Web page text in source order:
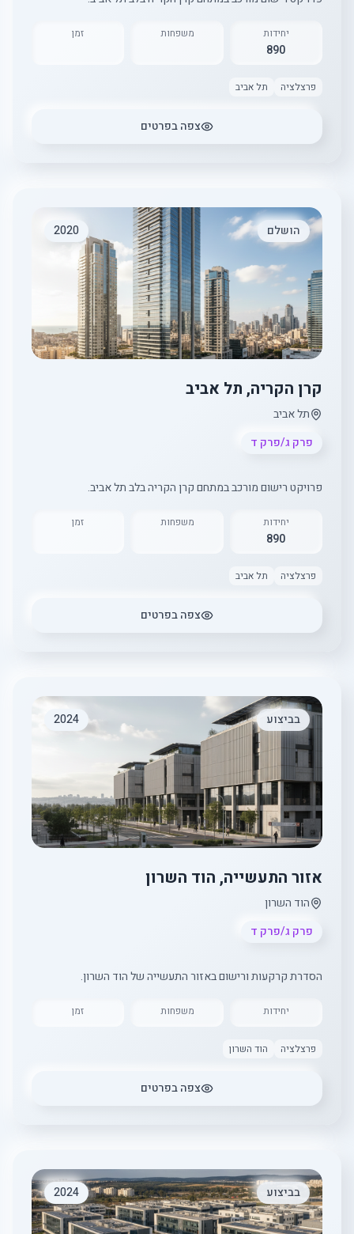
יחידות
890
משפחות זמן
פרצלציה תל אביב
צפה בפרטים
הושלם 2020
קרן הקריה, תל אביב
תל אביב
פרק ג/פרק ד
פרויקט רישום מורכב במתחם קרן הקריה בלב תל אביב.
יחידות
890
משפחות זמן
פרצלציה תל אביב
צפה בפרטים
בביצוע 2024
אזור התעשייה, הוד השרון
הוד השרון
פרק ג/פרק ד
הסדרת קרקעות ורישום באזור התעשייה של הוד השרון.
יחידות משפחות זמן
פרצלציה הוד השרון
צפה בפרטים
בביצוע 2024